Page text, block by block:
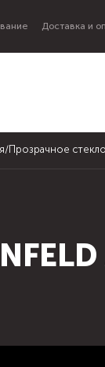
Доставка и
Прозрачное